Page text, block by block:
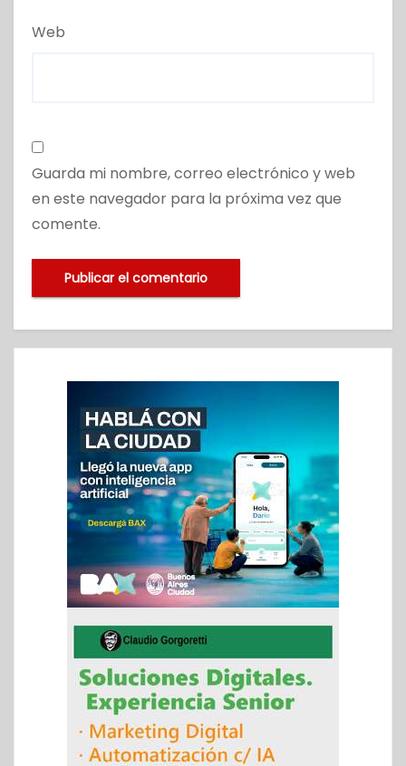
Web
Guarda mi nombre, correo electrónico y web
en este navegador para la próxima vez que
comente.